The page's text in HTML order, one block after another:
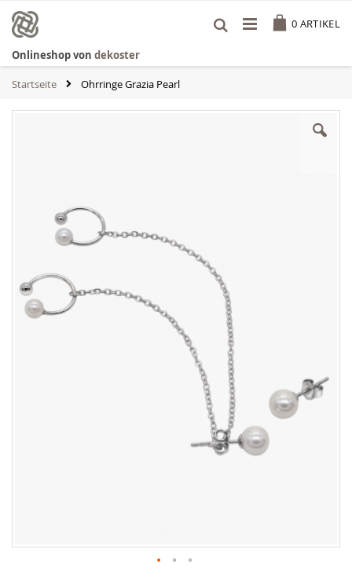
Inhalt
springen
0 ARTIKEL
Onlineshop von dekoster
Startseite Ohrringe Grazia Pearl